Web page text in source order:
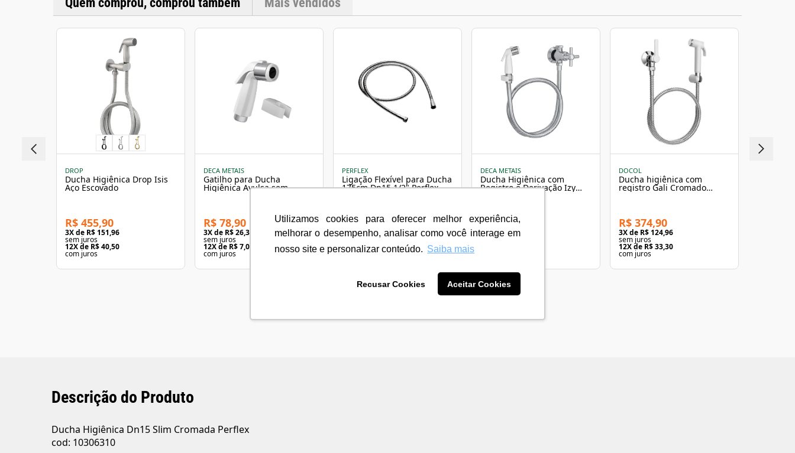
Utilizamos cookies para oferecer melhor experiência,
melhorar o desempenho, analisar como você interage em
nosso site e personalizar conteúdo. Saiba mais
Recusar Cookies Aceitar Cookies
DROP
Ducha Higiênica Drop Isis
Aço Escovado
R$ 455,90
3X de R$ 151,96
sem juros
12X de R$ 40,50
com juros
DECA METAIS
Gatilho para Ducha
Higiênica Avulsa sem
Registro Branco - Deca
R$ 78,90
3X de R$ 26,30
sem juros
12X de R$ 7,01
com juros
PERFLEX
Ligação Flexível para Ducha
175cm Dn15 1/2" Perflex
R$ 113,90
3X deR$ 37,96
sem juros
12X deR$ 10,11
com juros
DECA METAIS
Ducha Higiênica com
Registro e Derivação Izy
R$ 775,90
3X deR$ 258,63
sem juros
DOCOL
Ducha higiênica com
registro Gali Cromado
Docol
R$ 374,90
3X de R$ 124,96
sem juros
12X de R$ 33,30
com juros
Descrição do Produto
Ducha Higiênica Dn15 Slim Cromada Perflex
cod: 10306310